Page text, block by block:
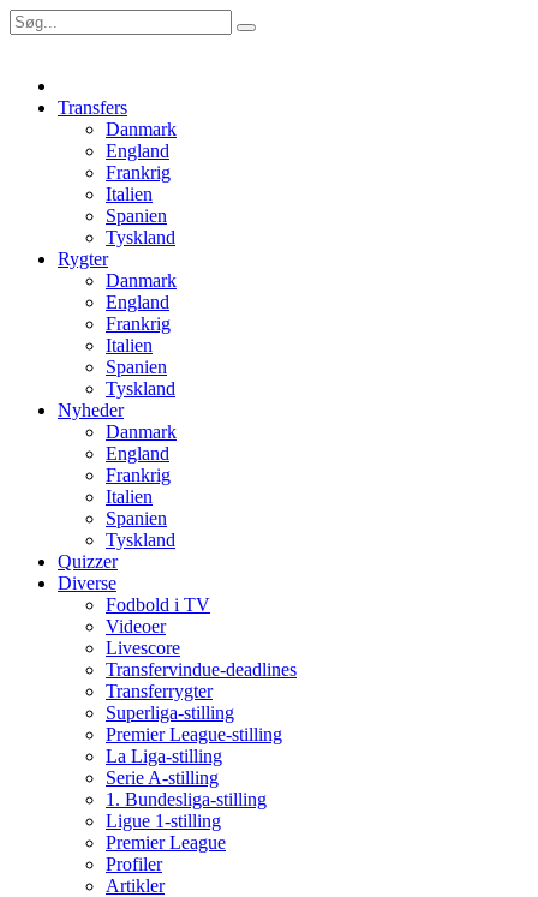
Transfers
Danmark
England
Frankrig
Italien
Spanien
Tyskland
Rygter
Danmark
England
Frankrig
Italien
Spanien
Tyskland
Nyheder
Danmark
England
Frankrig
Italien
Spanien
Tyskland
Quizzer
Diverse
Fodbold i TV
Videoer
Livescore
Transfervindue-deadlines
Transferrygter
Superliga-stilling
Premier League-stilling
La Liga-stilling
Serie A-stilling
1. Bundesliga-stilling
Ligue 1-stilling
Premier League
Profiler
Artikler